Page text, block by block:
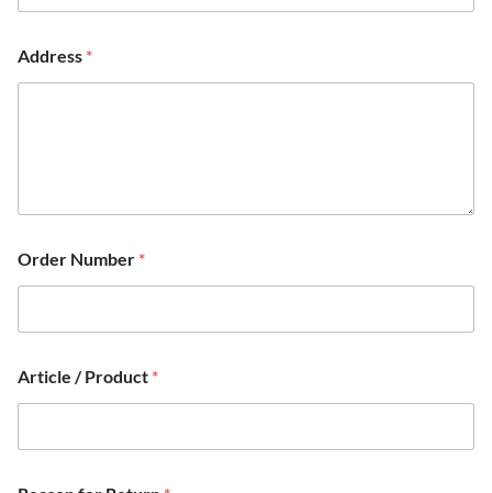
Address *
Order Number *
Article / Product *